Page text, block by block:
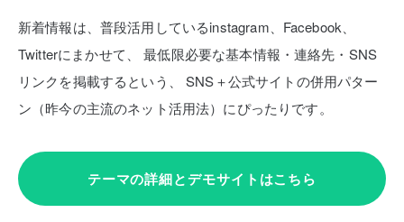
新着情報は、普段活用しているinstagram、Facebook、
Twitterにまかせて、
最低限必要な基本情報・連絡先・SNS
リンクを掲載するという、
SNS＋公式サイトの併用パター
ン（昨今の主流のネット活用法）にぴったりです。
テーマの詳細とデモサイトはこちら